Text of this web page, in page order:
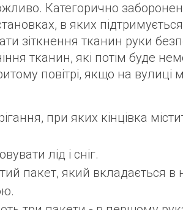
Категорично
в яких
зіткнення тканин руки
тканин, які потім буде
повітрі, якщо на вулиці
при яких кінцівка
лід і сніг.
пакет, який вкладається в